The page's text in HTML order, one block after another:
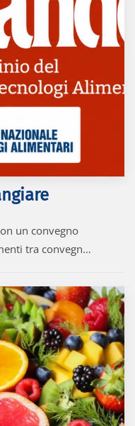
un convegno
tra convegn…